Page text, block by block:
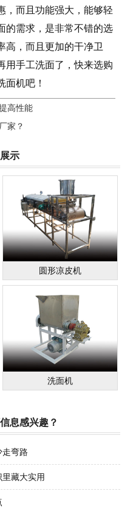
，而且功能强大，能够轻
的需求，是非常不错的选
高，而且更加的干净卫
用手工洗面了，快来选购
机吧！
高性能
家？
示
圆形凉皮机
洗面机
息感兴趣？
弯路
藏大实用